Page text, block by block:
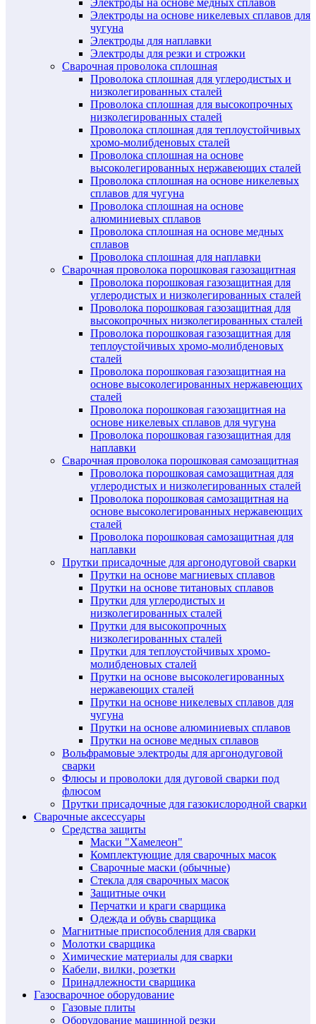
Электроды на основе медных сплавов
Электроды на основе никелевых сплавов для
чугуна
Электроды для наплавки
Электроды для резки и строжки
Сварочная проволока сплошная
Проволока сплошная для углеродистых и
низколегированных сталей
Проволока сплошная для высокопрочных
низколегированных сталей
Проволока сплошная для теплоустойчивых
хромо-молибденовых сталей
Проволока сплошная на основе
высоколегированных нержавеющих сталей
Проволока сплошная на основе никелевых
сплавов для чугуна
Проволока сплошная на основе
алюминиевых сплавов
Проволока сплошная на основе медных
сплавов
Проволока сплошная для наплавки
Сварочная проволока порошковая газозащитная
Проволока порошковая газозащитная для
углеродистых и низколегированных сталей
Проволока порошковая газозащитная для
высокопрочных низколегированных сталей
Проволока порошковая газозащитная для
теплоустойчивых хромо-молибденовых
сталей
Проволока порошковая газозащитная на
основе высоколегированных нержавеющих
сталей
Проволока порошковая газозащитная на
основе никелевых сплавов для чугуна
Проволока порошковая газозащитная для
наплавки
Сварочная проволока порошковая самозащитная
Проволока порошковая самозащитная для
углеродистых и низколегированных сталей
Проволока порошковая самозащитная на
основе высоколегированных нержавеющих
сталей
Проволока порошковая самозащитная для
наплавки
Прутки присадочные для аргонодуговой сварки
Прутки на основе магниевых сплавов
Прутки на основе титановых сплавов
Прутки для углеродистых и
низколегированных сталей
Прутки для высокопрочных
низколегированных сталей
Прутки для теплоустойчивых хромо-
молибденовых сталей
Прутки на основе высоколегированных
нержавеющих сталей
Прутки на основе никелевых сплавов для
чугуна
Прутки на основе алюминиевых сплавов
Прутки на основе медных сплавов
Вольфрамовые электроды для аргонодуговой
сварки
Флюсы и проволоки для дуговой сварки под
флюсом
Прутки присадочные для газокислородной сварки
Сварочные аксессуары
Средства защиты
Маски "Хамелеон"
Комплектующие для сварочных масок
Сварочные маски (обычные)
Стекла для сварочных масок
Защитные очки
Перчатки и краги сварщика
Одежда и обувь сварщика
Магнитные приспособления для сварки
Молотки сварщика
Химические материалы для сварки
Кабели, вилки, розетки
Принадлежности сварщика
Газосварочное оборудование
Газовые плиты
Оборудование машинной резки